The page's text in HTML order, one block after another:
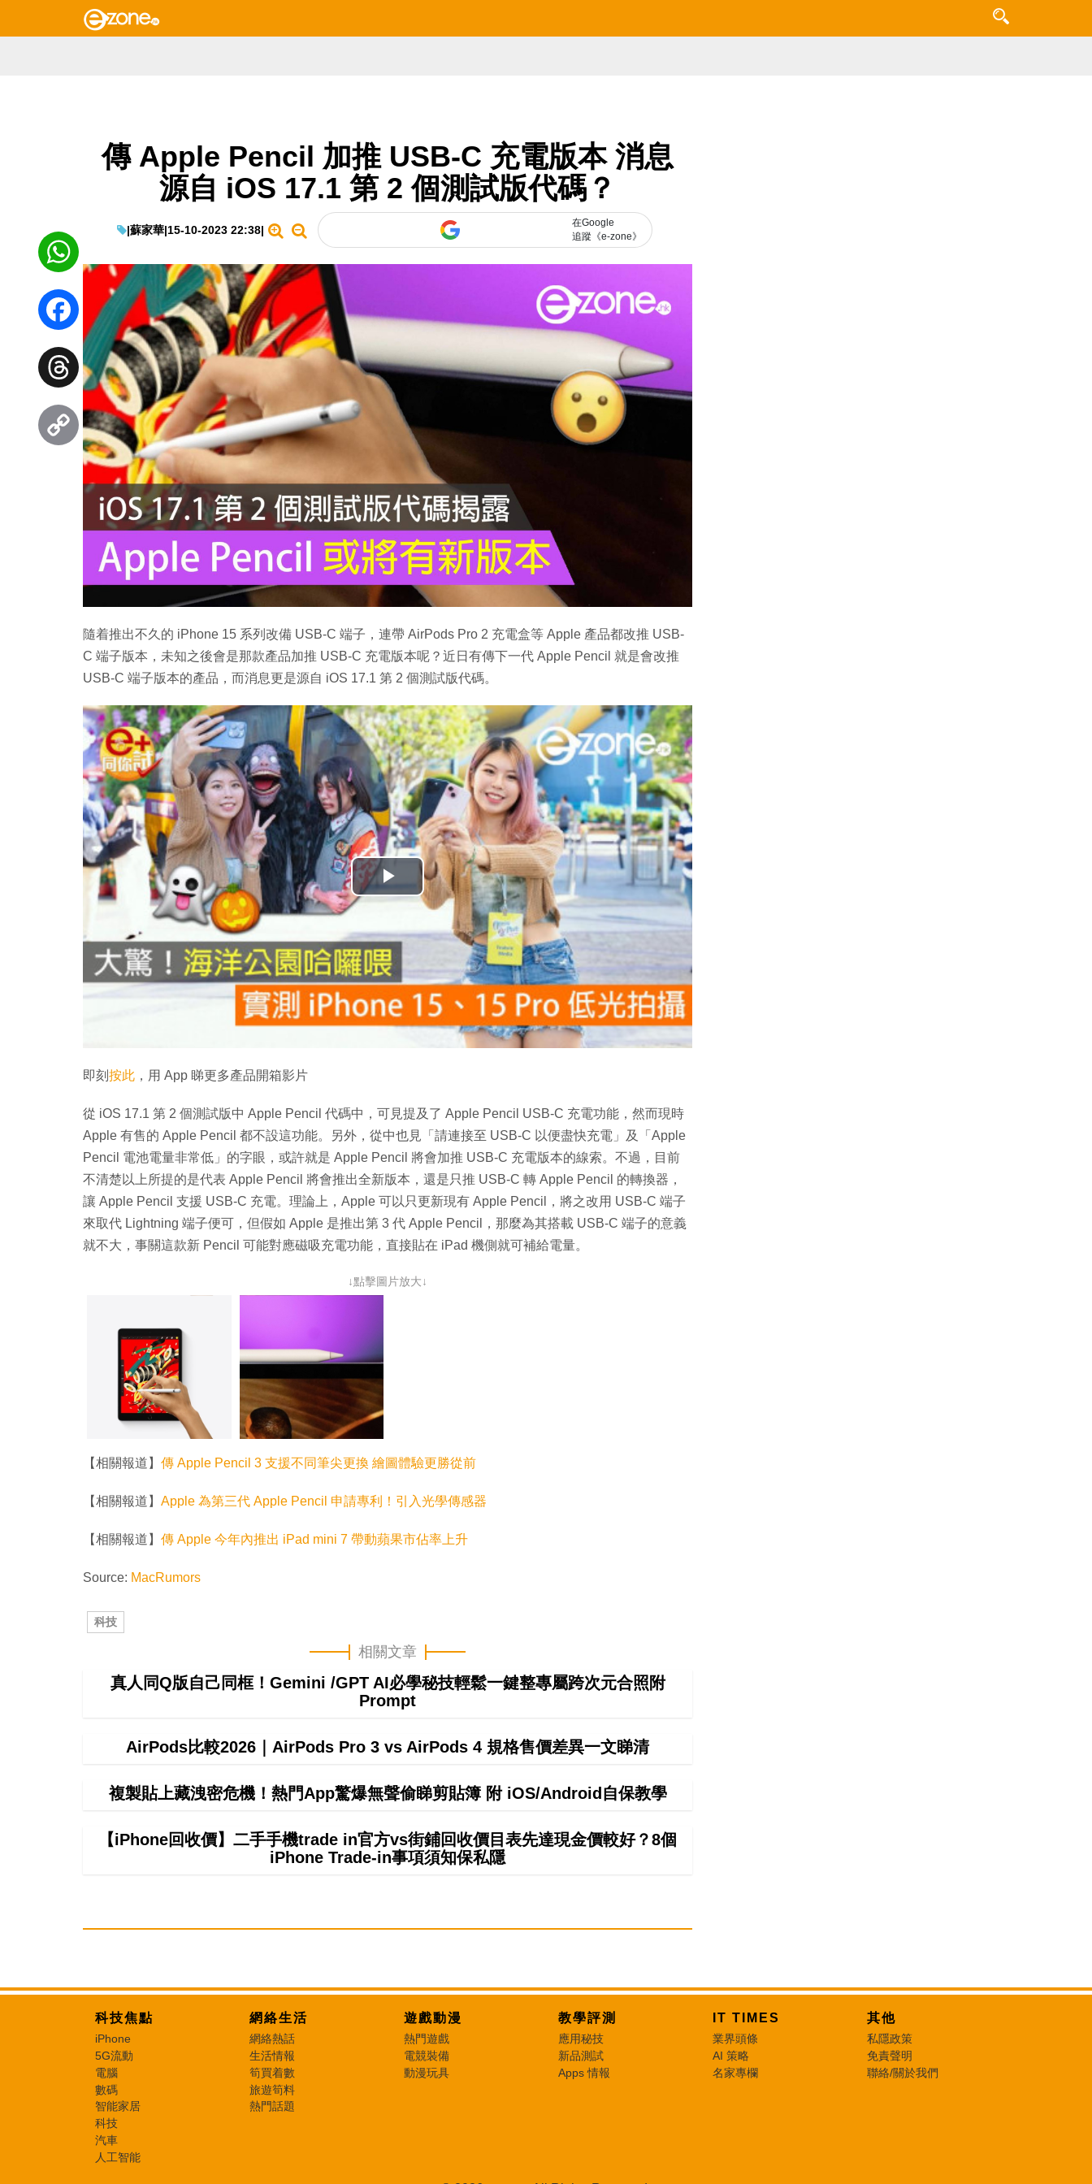
傳 Apple Pencil 加推 USB-C 充電版本 消息
源自 iOS 17.1 第 2 個測試版代碼？
|蘇家華|15-10-2023 22:38|
在Google
追蹤《e-zone》
隨着推出不久的 iPhone 15 系列改備 USB-C 端子，連帶 AirPods Pro 2 充電盒等 Apple 產品都改推 USB-
C 端子版本，未知之後會是那款產品加推 USB-C 充電版本呢？近日有傳下一代 Apple Pencil 就是會改推
USB-C 端子版本的產品，而消息更是源自 iOS 17.1 第 2 個測試版代碼。
播
放
影
片
即刻 按此 ，用 App 睇更多產品開箱影片
從 iOS 17.1 第 2 個測試版中 Apple Pencil 代碼中，可見提及了 Apple Pencil USB-C 充電功能，然而現時
Apple 有售的 Apple Pencil 都不設這功能。另外，從中也見「請連接至 USB-C 以便盡快充電」及「Apple
Pencil 電池電量非常低」的字眼，或許就是 Apple Pencil 將會加推 USB-C 充電版本的線索。不過，目前
不清楚以上所提的是代表 Apple Pencil 將會推出全新版本，還是只推 USB-C 轉 Apple Pencil 的轉換器，
讓 Apple Pencil 支援 USB-C 充電。理論上，Apple 可以只更新現有 Apple Pencil，將之改用 USB-C 端子
來取代 Lightning 端子便可，但假如 Apple 是推出第 3 代 Apple Pencil，那麼為其搭載 USB-C 端子的意義
就不大，事關這款新 Pencil 可能對應磁吸充電功能，直接貼在 iPad 機側就可補給電量。
↓點擊圖片放大↓
【相關報道】 傳 Apple Pencil 3 支援不同筆尖更換 繪圖體驗更勝從前
【相關報道】 Apple 為第三代 Apple Pencil 申請專利！引入光學傳感器
【相關報道】 傳 Apple 今年內推出 iPad mini 7 帶動蘋果市佔率上升
Source: MacRumors
科技
相關文章
真人同Q版自己同框！Gemini /GPT AI必學秘技輕鬆一鍵整專屬跨次元合照附
Prompt
AirPods比較2026｜AirPods Pro 3 vs AirPods 4 規格售價差異一文睇清
複製貼上藏洩密危機！熱門App驚爆無聲偷睇剪貼簿 附 iOS/Android自保教學
【iPhone回收價】二手手機trade in官方vs街鋪回收價目表先達現金價較好？8個
iPhone Trade-in事項須知保私隱
WhatsApp
Facebook
Threads
Copy
Link
科技焦點
iPhone
5G流動
電腦
數碼
智能家居
科技
汽車
人工智能
網絡生活
網絡熱話
生活情報
筍買着數
旅遊筍料
熱門話題
遊戲動漫
熱門遊戲
電競裝備
動漫玩具
教學評測
應用秘技
新品測試
Apps 情報
IT TIMES
業界頭條
AI 策略
名家專欄
其他
私隱政策
免責聲明
聯絡/關於我們